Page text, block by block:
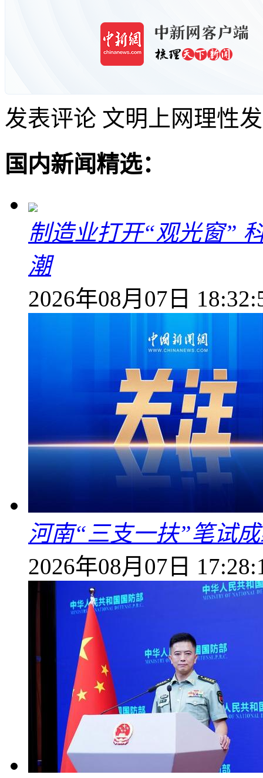
发表评论 文明上网理性
国内新闻精选：
制造业打开“观光窗”
潮
2026年08月07日
河南“三支一扶”笔试
2026年08月07日